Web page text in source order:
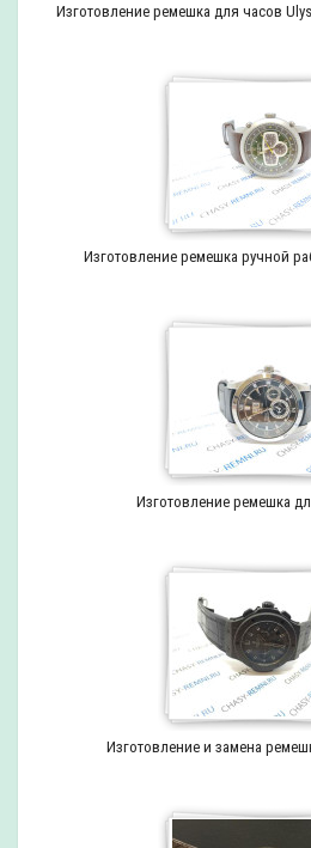
Изготовление ремешка для часов
Изготовление ремешка ручной
Изготовление ремешка
Изготовление и замена